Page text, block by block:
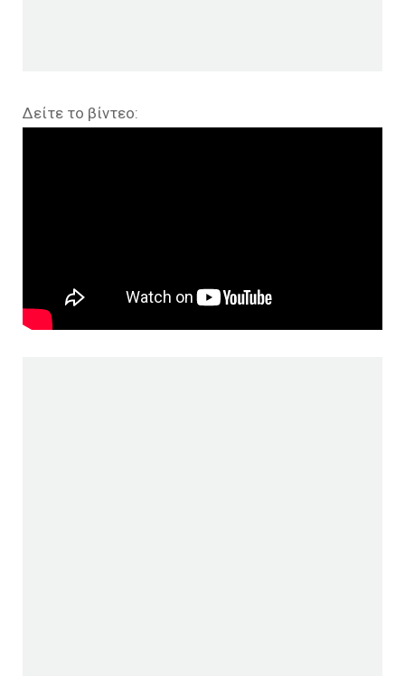
Δείτε το βίντεο: